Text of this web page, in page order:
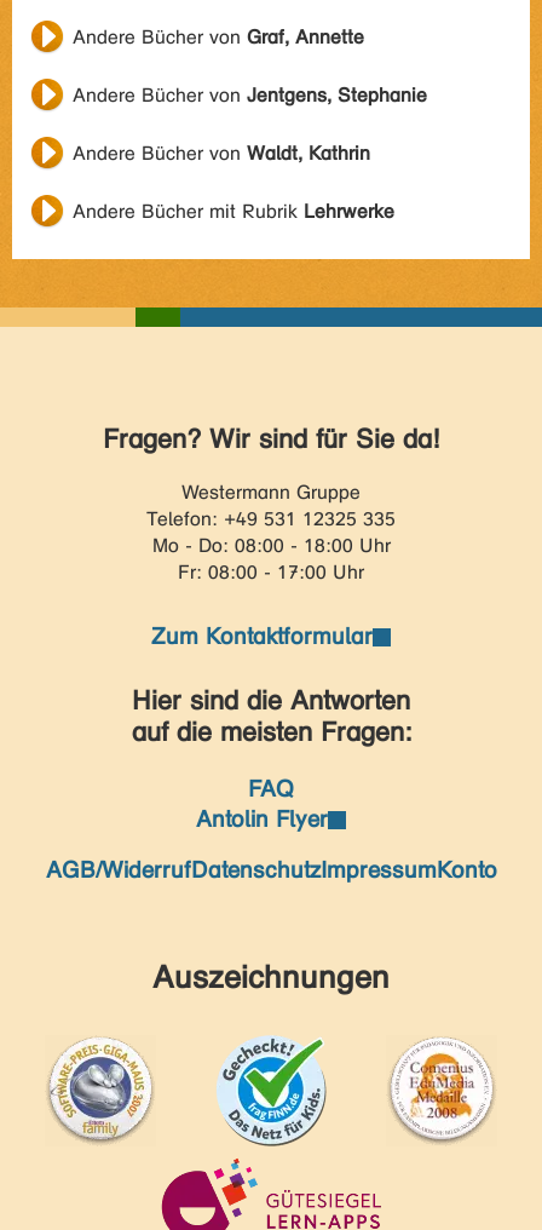
Andere Bücher von Graf, Annette
Andere Bücher von Jentgens, Stephanie
Andere Bücher von Waldt, Kathrin
Andere Bücher mit Rubrik Lehrwerke